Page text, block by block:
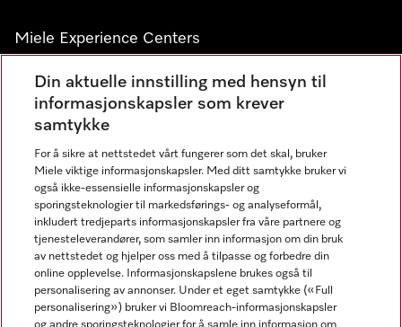
Miele Experience Centers
Miele Experience Center Nesbru
Miele Outlet Nesbru
Nyhetsbrev
Din aktuelle innstilling med hensyn til
informasjonskapsler som krever
samtykke
For å sikre at nettstedet vårt fungerer som det skal, bruker
Miele viktige informasjonskapsler. Med ditt samtykke bruker vi
også ikke-essensielle informasjonskapsler og
sporingsteknologier til markedsførings- og analyseformål,
inkludert tredjeparts informasjonskapsler fra våre partnere og
tjenesteleverandører, som samler inn informasjon om din bruk
av nettstedet og hjelper oss med å tilpasse og forbedre din
online opplevelse. Informasjonskapslene brukes også til
personalisering av annonser. Under et eget samtykke («Full
personalisering») bruker vi Bloomreach-informasjonskapsler